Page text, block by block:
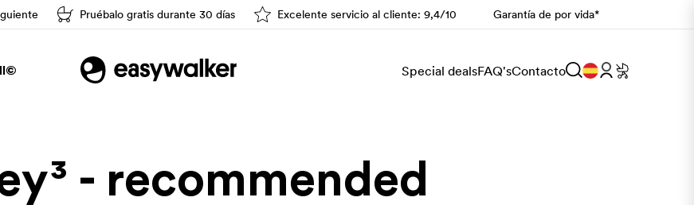
Pruébalo gratis durante 30 días Excelente servicio al cliente: 9,4/10 Garantía de por vida*
Conducción fácil
Special dealsFAQ'sContacto
- recommended